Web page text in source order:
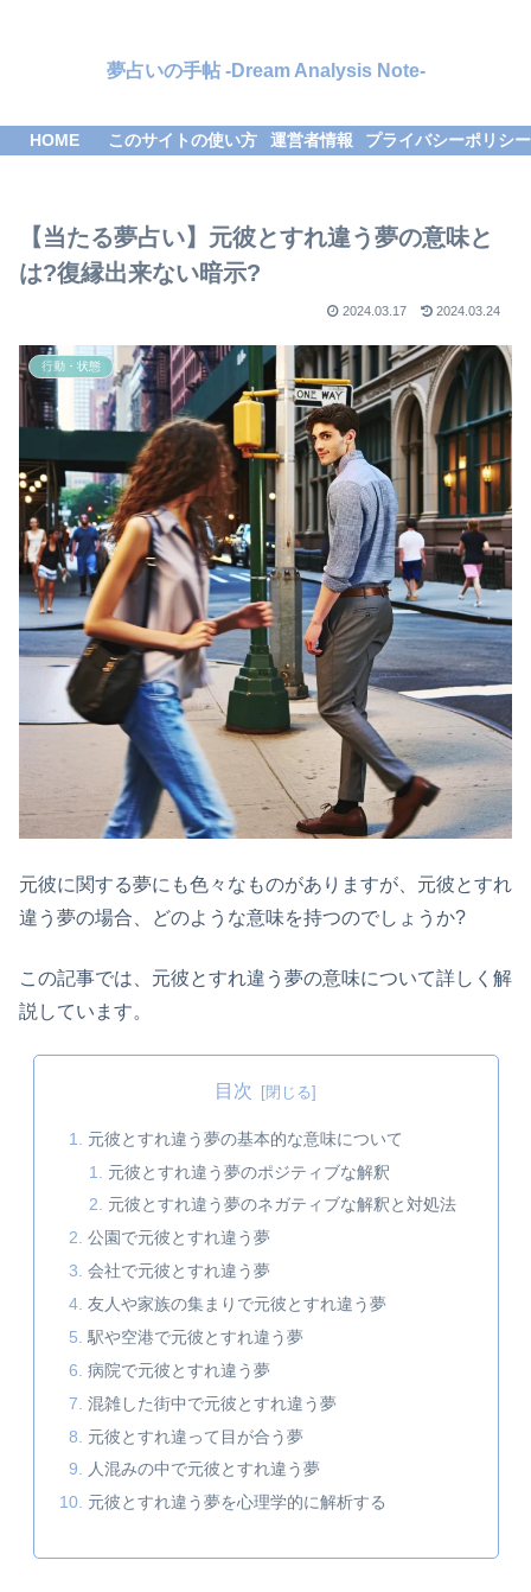
夢占いの手帖 -Dream Analysis Note-
HOME このサイトの使い方 運営者情報 プライバシーポリシー
【当たる夢占い】元彼とすれ違う夢の意味と
は?復縁出来ない暗示?
2024.03.17 2024.03.24
行動・状態
元彼に関する夢にも色々なものがありますが、元彼とすれ
違う夢の場合、どのような意味を持つのでしょうか?
この記事では、元彼とすれ違う夢の意味について詳しく解
説しています。
目次
元彼とすれ違う夢の基本的な意味について
元彼とすれ違う夢のポジティブな解釈
元彼とすれ違う夢のネガティブな解釈と対処法
公園で元彼とすれ違う夢
会社で元彼とすれ違う夢
友人や家族の集まりで元彼とすれ違う夢
駅や空港で元彼とすれ違う夢
病院で元彼とすれ違う夢
混雑した街中で元彼とすれ違う夢
元彼とすれ違って目が合う夢
人混みの中で元彼とすれ違う夢
元彼とすれ違う夢を心理学的に解析する